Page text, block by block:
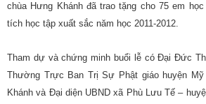
chùa Hưng Khánh đã trao tặng cho 75 em
tích học tập xuất sắc năm học 2011-2012.
Tham dự và chứng minh buổi lễ có Đại Đức
Thường Trực Ban Trị Sự Phật giáo huyện
Khánh và Đại diện UBND xã Phù Lưu Tế –